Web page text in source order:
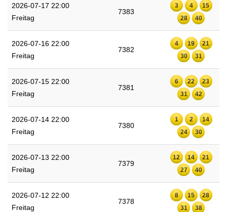
2026-07-17 22:00
Freitag
7383
3 4
15
28
40
2026-07-16 22:00
Freitag
7382
4 19
21
30
31
2026-07-15 22:00
Freitag
7381
6 22
23
31
42
2026-07-14 22:00
Freitag
7380
1 2
14
24
30
2026-07-13 22:00
Freitag
7379
12 14
21
27
40
2026-07-12 22:00
Freitag
7378
8 15
28
31
38